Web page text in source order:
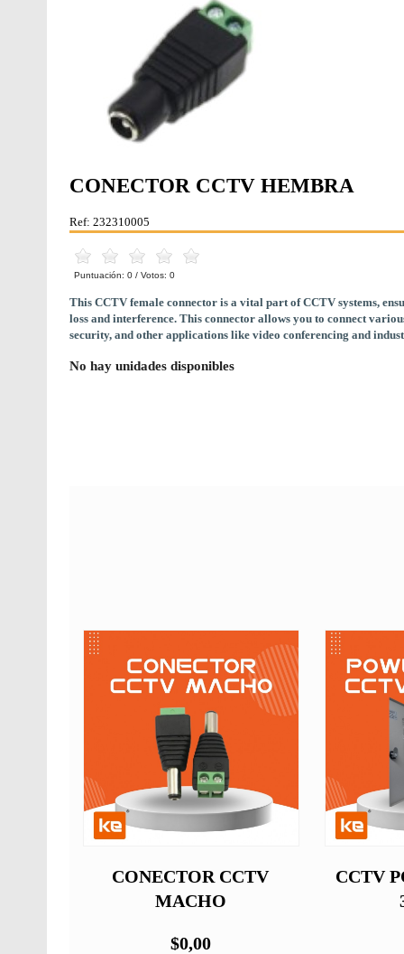
CONECTOR CCTV HEMBRA
Ref: 232310005
Puntuación: 0 / Votos: 0
This CCTV female connector is a vital part of CCTV systems,
loss and interference. This connector allows you to connect
security, and other applications like video conferencing and
No hay unidades disponibles
CONECTOR CCTV
MACHO
$0,00
CCTV